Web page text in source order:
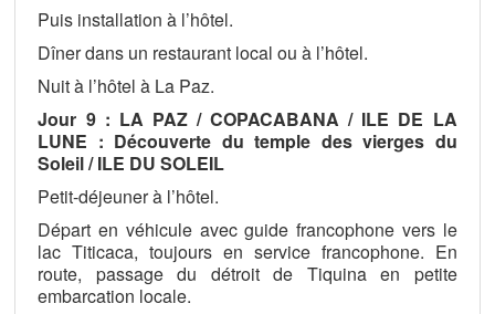
Puis installation à l’hôtel.
Dîner dans un restaurant local ou à l’hôtel.
Nuit à l’hôtel à La Paz.
Jour 9 : LA PAZ / COPACABANA / ILE DE LA
LUNE : Découverte du temple des vierges du
Soleil / ILE DU SOLEIL
Petit-déjeuner à l’hôtel.
Départ en véhicule avec guide francophone vers le
lac Titicaca, toujours en service francophone. En
route, passage du détroit de Tiquina en petite
embarcation locale.